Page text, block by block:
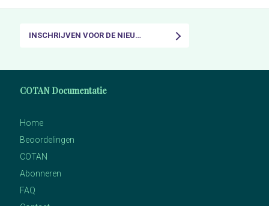
INSCHRIJVEN VOOR DE NIEUWSBRIEF
COTAN Documentatie
Home
Beoordelingen
COTAN
Abonneren
FAQ